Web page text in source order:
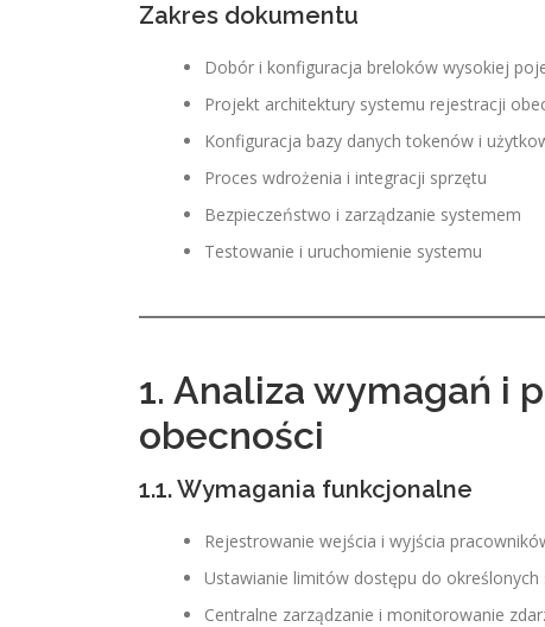
Zakres dokumentu
Dobór i konfiguracja breloków wysokiej
Projekt architektury systemu rejestracji
Konfiguracja bazy danych tokenów i
Proces wdrożenia i integracji sprzętu
Bezpieczeństwo i zarządzanie systemem
Testowanie i uruchomienie systemu
1. Analiza wymagań i
obecności
1.1. Wymagania funkcjonalne
Rejestrowanie wejścia i wyjścia
Ustawianie limitów dostępu do określonych
Centralne zarządzanie i monitorowanie